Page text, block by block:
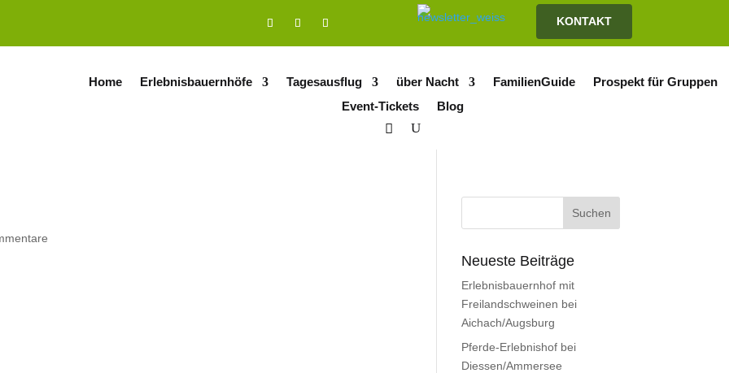
KONTAKT
Home Erlebnisbauernhöfe Tagesausflug über Nacht FamilienGuide
Prospekt für Gruppen
Event-Tickets
Blog
Neueste Beiträge
Erlebnisbauernhof mit
Freilandschweinen bei
Aichach/Augsburg
Pferde-Erlebnishof bei
Diessen/Ammersee